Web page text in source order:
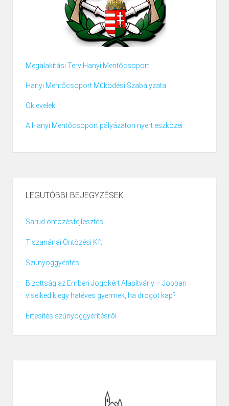
Megalakítási Terv Hanyi Mentőcsoport
Hanyi Mentőcsoport Működési Szabályzata
Oklevelek
A Hanyi Mentőcsoport pályázaton nyert eszközei
LEGUTÓBBI BEJEGYZÉSEK
Sarud öntözésfejlesztés
Tiszanánai Öntözési Kft.
Szúnyoggyérítés
Bizottság az Emberi Jogokért Alapítvány – Jobban
viselkedik egy hatéves gyermek, ha drogot kap?
Értesítés szúnyoggyérítésről